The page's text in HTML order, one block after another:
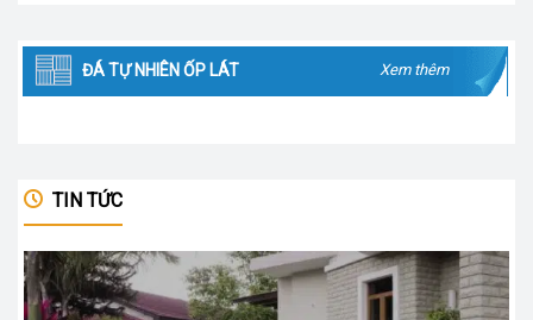
ĐÁ TỰ NHIÊN ỐP LÁT Xem thêm
TIN TỨC